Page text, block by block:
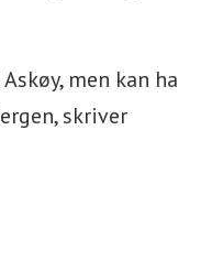
men kan ha
skriver